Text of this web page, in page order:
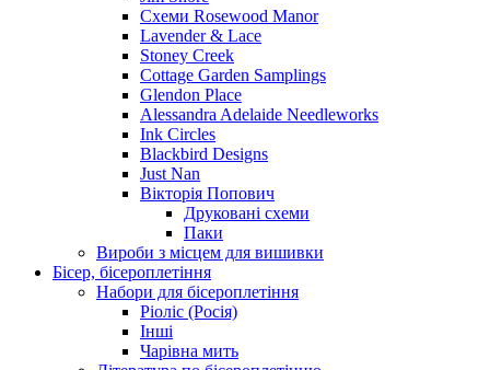
Cхеми Rosewood Manor
Lavender & Lace
Stoney Creek
Cottage Garden Samplings
Glendon Place
Alessandra Adelaide Needleworks
Ink Circles
Blackbird Designs
Just Nan
Вікторія Попович
Друковані схеми
Паки
Вироби з місцем для вишивки
Бісер, бісероплетіння
Набори для бісероплетіння
Ріоліс (Росія)
Інші
Чарівна мить